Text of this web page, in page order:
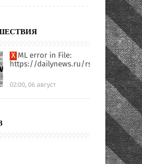
XML error in File:
https://dailynews.ru/rssfull.xml
02:00, 06 август